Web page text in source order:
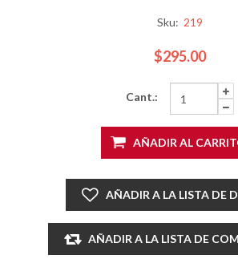
Sku: 219
$295.00
Cant.:
AÑADIR AL
AÑADIR A LA LISTA DE
AÑADIR A LA LISTA DE